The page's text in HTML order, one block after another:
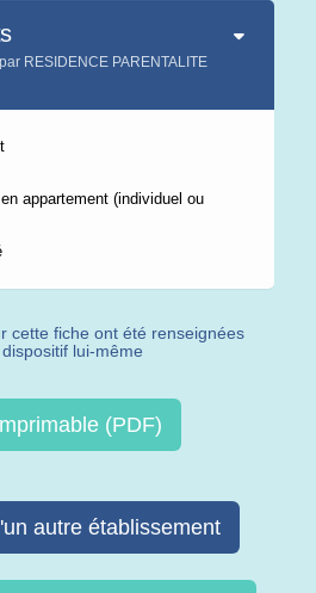
RESIDENCE PARENTALITE
appartement (individuel ou
cette fiche ont été renseignées
lui-même
(PDF)
autre établissement